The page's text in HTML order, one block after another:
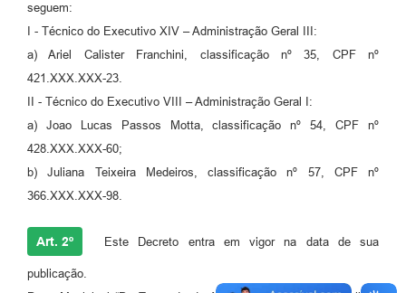
seguem:
I - Técnico do Executivo XIV – Administração Geral III:
a) Ariel Calister Franchini, classificação nº 35, CPF nº
421.XXX.XXX-23.
II - Técnico do Executivo VIII – Administração Geral I:
a) Joao Lucas Passos Motta, classificação nº 54, CPF nº
428.XXX.XXX-60;
b) Juliana Teixeira Medeiros, classificação nº 57, CPF nº
366.XXX.XXX-98.
Art. 2º Este Decreto entra em vigor na data de sua
publicação.